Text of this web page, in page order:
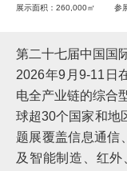
展示面积：260,000㎡ 参
第二十七届中国国
2026年9月9-11日
电全产业链的综合
球超30个国家和地
题展覆盖信息通信
及智能制造、红